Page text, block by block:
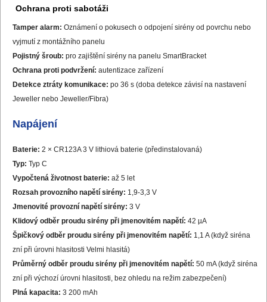
Ochrana proti sabotáži
Tamper alarm: Oznámení o pokusech o odpojení sirény od povrchu nebo
vyjmutí z montážního panelu
Pojistný šroub: pro zajištění sirény na panelu SmartBracket
Ochrana proti podvržení: autentizace zařízení
Detekce ztráty komunikace: po 36 s (doba detekce závisí na nastavení
Jeweller nebo Jeweller/Fibra)
Napájení
Baterie: 2 × CR123A 3 V lithiová baterie (předinstalovaná)
Typ: Typ C
Vypočtená životnost baterie: až 5 let
Rozsah provozního napětí sirény: 1,9-3,3 V
Jmenovité provozní napětí sirény: 3 V
Klidový odběr proudu sirény při jmenovitém napětí: 42 µA
Špičkový odběr proudu sirény při jmenovitém napětí: 1,1 A (když siréna
zní při úrovni hlasitosti Velmi hlasitá)
Průměrný odběr proudu sirény při jmenovitém napětí: 50 mA (když siréna
zní při výchozí úrovni hlasitosti, bez ohledu na režim zabezpečení)
Plná kapacita: 3 200 mAh